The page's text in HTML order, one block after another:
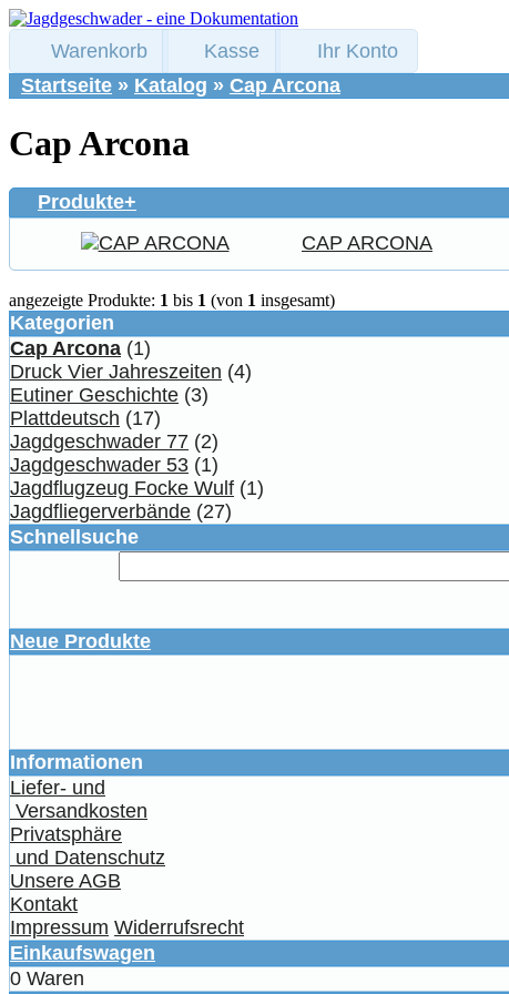
Warenkorb Kasse
Ihr Konto
Startseite » Katalog » Cap Arcona
Cap Arcona
Produkte+
CAP ARCONA
angezeigte Produkte: 1 bis 1 (von 1 insgesamt)
Kategorien
Cap Arcona (1)
Druck Vier Jahreszeiten (4)
Eutiner Geschichte (3)
Plattdeutsch (17)
Jagdgeschwader 77 (2)
Jagdgeschwader 53 (1)
Jagdflugzeug Focke Wulf (1)
Jagdfliegerverbände (27)
Schnellsuche
Neue Produkte
Informationen
Liefer- und
Versandkosten
Privatsphäre
und Datenschutz
Unsere AGB
Kontakt
Impressum Widerrufsrecht
Einkaufswagen
0 Waren